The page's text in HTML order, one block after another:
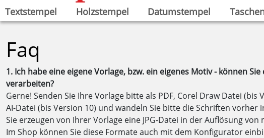
Textstempel Holzstempel Datumstempel
Faq
1. Ich habe eine eigene Vorlage, bzw. ein eigenes Motiv - können Sie
verarbeiten?
Gerne! Senden Sie Ihre Vorlage bitte als PDF, Corel Draw Datei (bis
AI-Datei (bis Version 10) und wandeln Sie bitte die Schriften vorher
Sie erzeugen von Ihrer Vorlage eine JPG-Datei in der Auflösung von
Im Shop können Sie diese Formate auch mit dem Konfigurator